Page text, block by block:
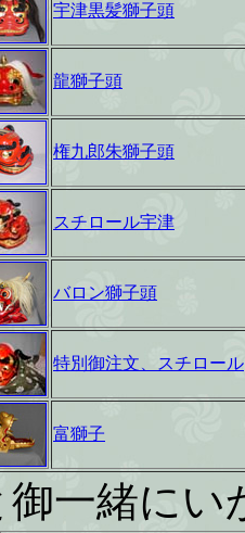
宇津黒髪獅子頭
龍獅子頭
権九郎朱獅子頭
スチロール宇津
バロン獅子頭
特別御注文、スチロール
富獅子
御一緒にい